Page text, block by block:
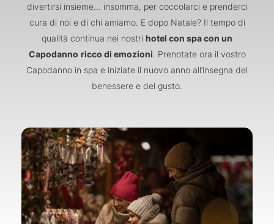
divertirsi insieme... insomma, per coccolarci e prenderci
cura di noi e di chi amiamo. E dopo Natale? Il tempo di
qualità continua nei nostri hotel con spa con un
Capodanno ricco di emozioni. Prenotate ora il vostro
Capodanno in spa e iniziate il nuovo anno all’insegna del
benessere e del gusto.